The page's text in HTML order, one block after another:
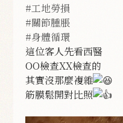
#工地勞損
#關節腫脹
#身體循環
這位客人先看西醫
OO檢查XX檢查的
其實沒那麼複雜
筋膜鬆開對比照